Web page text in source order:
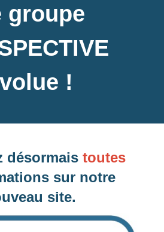
83 (Var)
entreprise
et sur mesure
pour plus d'informations
groupe
!
désormais toutes
sur notre
site.